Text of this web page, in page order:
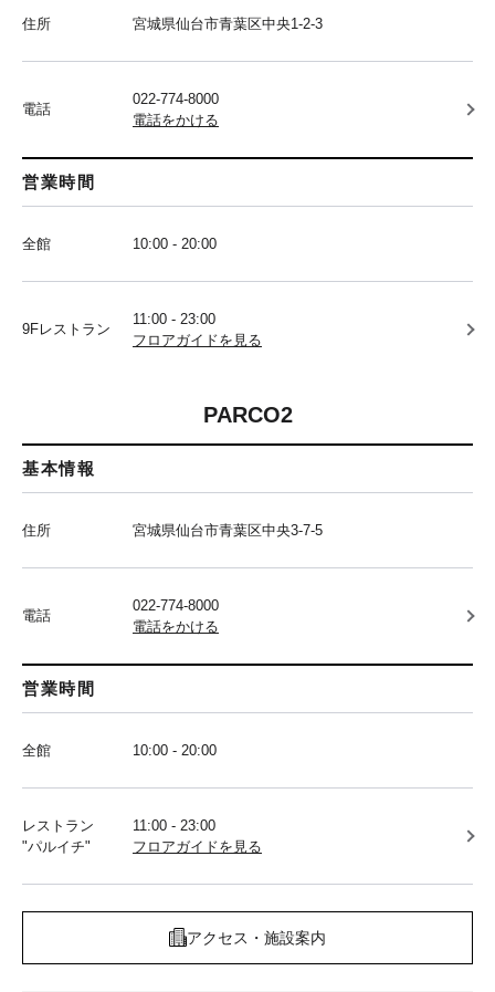
住所 宮城県仙台市青葉区中央1-2-3
電話
022-774-8000
電話をかける
営業時間
全館 10:00 - 20:00
9Fレストラン
11:00 - 23:00
フロアガイドを見る
PARCO2
基本情報
住所 宮城県仙台市青葉区中央3-7-5
電話
022-774-8000
電話をかける
営業時間
全館 10:00 - 20:00
レストラン
"パルイチ"
11:00 - 23:00
フロアガイドを見る
アクセス・施設案内